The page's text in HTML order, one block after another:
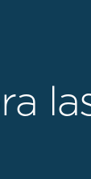
ra la